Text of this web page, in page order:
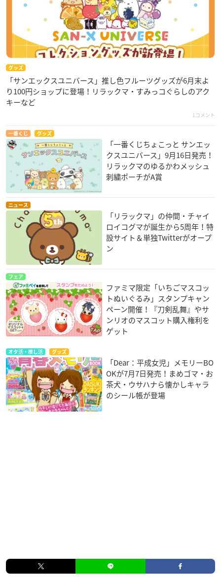
グッズ
「サンエックスユニバース」推し色フルーツグッズが6月末よ
り100円ショップに登場！リラックマ・すみっコぐらしのアク
キーなど
1コメント
一番くじ グッズ
「一番くじちょこっと サンエッ
クスユニバース」9月16日発売！
リラックマのゆるかわメッシュ
刺繍ポーチがA賞
ニュース
「リラックマ」の仲間・チャイ
ロイコグマが誕生から5周年！特
設サイト＆単独Twitterがオープ
ン
フェア
ファミマ限定「いちごマスコッ
トぬいぐるみ」スタンプキャン
ペーン開催！『刀剣乱舞』やサ
ンリオのマスコット購入権利を
ゲット
オタ活・推し活 グッズ
「Dear：平成女児」メモリーBO
OKが7月7日発売！まめゴマ・お
茶犬・ウサハナら懐かしキャラ
のシール帳が登場